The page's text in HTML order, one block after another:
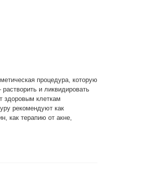
процедура, которую
и ликвидировать
здоровым клеткам
рекомендуют как
как терапию от акне,